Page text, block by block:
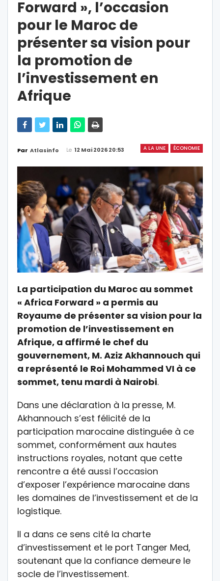
Forward », l’occasion
pour le Maroc de
présenter sa vision pour
la promotion de
l’investissement en
Afrique
A LA UNE ÉCONOMIE
Par Atlasinfo Le 12 Mai 2026 20:53
La participation du Maroc au sommet
« Africa Forward » a permis au
Royaume de présenter sa vision pour la
promotion de l’investissement en
Afrique, a affirmé le chef du
gouvernement, M. Aziz Akhannouch qui
a représenté le Roi Mohammed VI à ce
sommet, tenu mardi à Nairobi.
Dans une déclaration à la presse, M.
Akhannouch s’est félicité de la
participation marocaine distinguée à ce
sommet, conformément aux hautes
instructions royales, notant que cette
rencontre a été aussi l’occasion
d’exposer l’expérience marocaine dans
les domaines de l’investissement et de la
logistique.
Il a dans ce sens cité la charte
d’investissement et le port Tanger Med,
soutenant que la confiance demeure le
socle de l’investissement.